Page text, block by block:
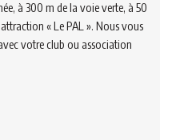
à 300 m de la voie verte, à 50
« Le PAL ». Nous vous
votre club ou association